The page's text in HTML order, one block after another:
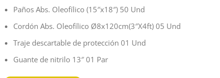
Paños Abs. Oleofílico (15″x18″) 50 Und
Cordón Abs. Oleofílico Ø8x120cm(3″X4ft) 05 Und
Traje descartable de protección 01 Und
Guante de nitrilo 13″ 01 Par